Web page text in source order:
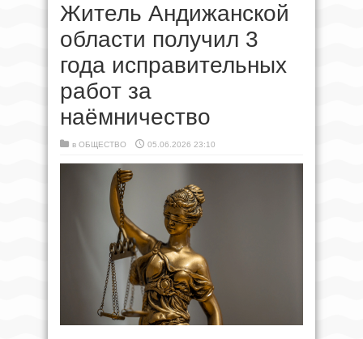
Житель Андижанской
области получил 3
года исправительных
работ за
наёмничество
в ОБЩЕСТВО 05.06.2026 23:10